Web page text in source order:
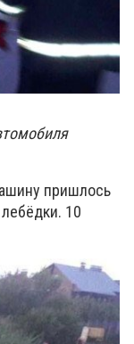
пришлось
10